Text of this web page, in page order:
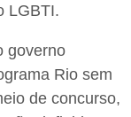
LGBTI.
governo
Rio sem
de concurso,